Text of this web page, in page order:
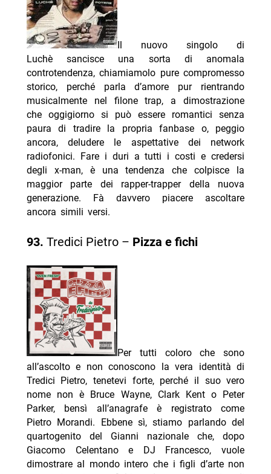
Il nuovo singolo di
Luchè sancisce una sorta di anomala
controtendenza, chiamiamolo pure compromesso
storico, perché parla d’amore pur rientrando
musicalmente nel filone trap, a dimostrazione
che oggigiorno si può essere romantici senza
paura di tradire la propria fanbase o, peggio
ancora, deludere le aspettative dei network
radiofonici. Fare i duri a tutti i costi e credersi
degli x-man, è una tendenza che colpisce la
maggior parte dei rapper-trapper della nuova
generazione. Fà davvero piacere ascoltare
ancora simili versi.
93. Tredici Pietro – Pizza e fichi
Per tutti coloro che sono
all’ascolto e non conoscono la vera identità di
Tredici Pietro, tenetevi forte, perché il suo vero
nome non è Bruce Wayne, Clark Kent o Peter
Parker, bensì all’anagrafe è registrato come
Pietro Morandi. Ebbene sì, stiamo parlando del
quartogenito del Gianni nazionale che, dopo
Giacomo Celentano e DJ Francesco, vuole
dimostrare al mondo intero che i figli d’arte non